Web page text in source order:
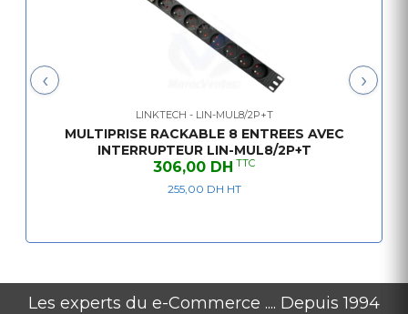
‹ ›
LINKTECH - LIN-MUL8/2P+T
MULTIPRISE RACKABLE 8 ENTREES AVEC
INTERRUPTEUR LIN-MUL8/2P+T
306,00 DH TTC
255,00 DH HT
Les experts du e-Commerce .... Depuis 1994